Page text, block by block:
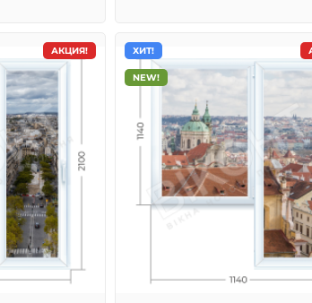
АКЦИЯ! ХИТ!
NEW!